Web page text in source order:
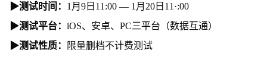
▶测试时间： 1月9日11:00 — 1月20日11·:00
▶测试平台： iOS、安卓、PC三平台（数据互通）
▶测试性质：
限量删档不计费测试